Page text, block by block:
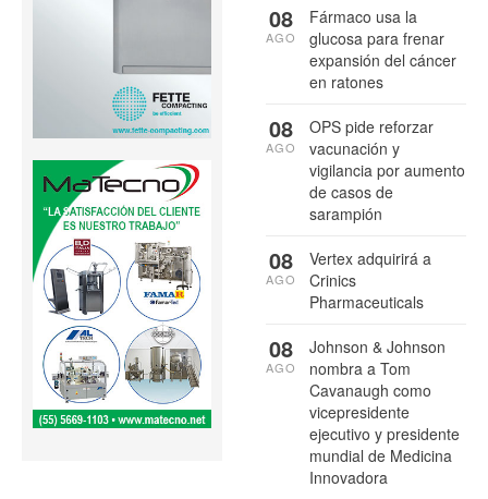
Fármaco usa la
glucosa para frenar
expansión del cáncer
en ratones
08
AGO
OPS pide reforzar
vacunación y
vigilancia por aumento
de casos de
sarampión
08
AGO
Vertex adquirirá a
Crinics
Pharmaceuticals
08
AGO
Johnson & Johnson
nombra a Tom
Cavanaugh como
vicepresidente
ejecutivo y presidente
mundial de Medicina
Innovadora
08
AGO